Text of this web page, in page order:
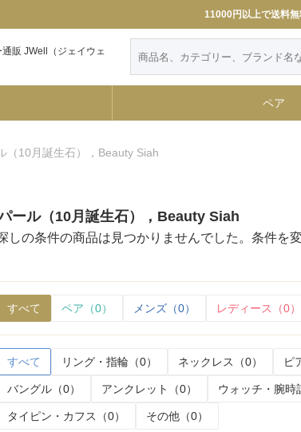
11000円以上で送料無
販 JWell（ジェイウェ
ペア
（10月誕生石），Beauty Siah
ール（10月誕生石），Beauty Siah
しの条件の商品は見つかりませんでした。条件を
すべて ペア（0） メンズ（0） レディース（0）
すべて リング・指輪（0） ネックレス（0） ピ
バングル（0） アンクレット（0） ウォッチ・腕時
タイピン・カフス（0） その他（0）